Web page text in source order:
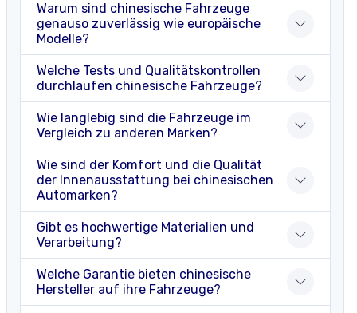
Warum sind chinesische Fahrzeuge
genauso zuverlässig wie europäische
Modelle?
Welche Tests und Qualitätskontrollen
durchlaufen chinesische Fahrzeuge?
Wie langlebig sind die Fahrzeuge im
Vergleich zu anderen Marken?
Wie sind der Komfort und die Qualität
der Innenausstattung bei chinesischen
Automarken?
Gibt es hochwertige Materialien und
Verarbeitung?
Welche Garantie bieten chinesische
Hersteller auf ihre Fahrzeuge?